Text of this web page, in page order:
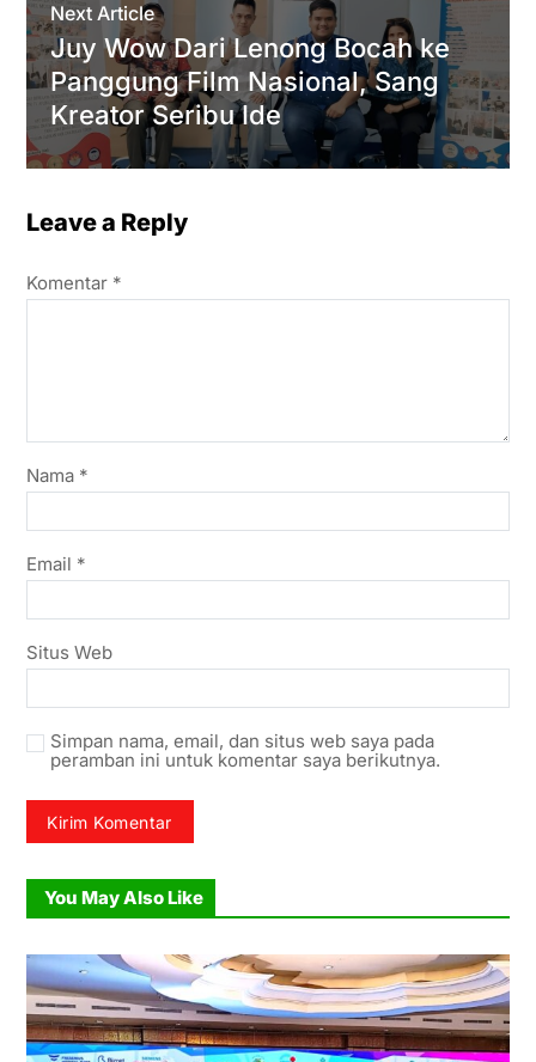
Next Article
Juy Wow Dari Lenong Bocah ke
Panggung Film Nasional, Sang
Kreator Seribu Ide
Leave a Reply
Komentar *
Nama *
Email *
Situs Web
Simpan nama, email, dan situs web saya pada
peramban ini untuk komentar saya berikutnya.
You May Also Like